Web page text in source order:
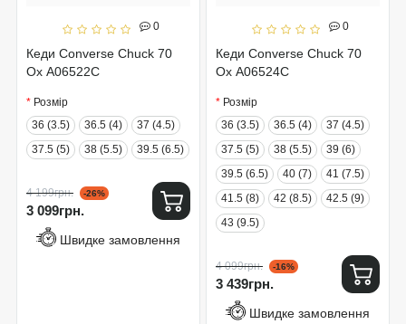
0
Кеди Converse Chuck 70
Ox A06522C
Розмір
36 (3.5)
36.5 (4)
37 (4.5)
37.5 (5)
38 (5.5) 39.5 (6.5)
4 199грн. -26%
3 099грн.
Швидке замовлення
0
Кеди Converse Chuck 70
Ox A06524C
Розмір
36 (3.5)
36.5 (4)
37 (4.5)
37.5 (5)
38 (5.5)
39 (6)
39.5 (6.5)
40 (7)
41 (7.5)
41.5 (8)
42 (8.5)
42.5 (9)
43 (9.5)
4 099грн. -16%
3 439грн.
Швидке замовлення